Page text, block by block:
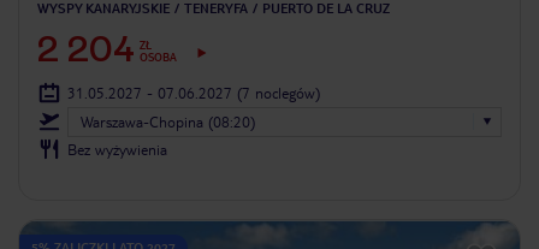
WYSPY KANARYJSKIE TENERYFA PUERTO DE LA CRUZ
2 204 ZŁ
OSOBA
31.05.2027 - 07.06.2027 (7 noclegów)
Warszawa-Chopina (08:20)
Bez wyżywienia